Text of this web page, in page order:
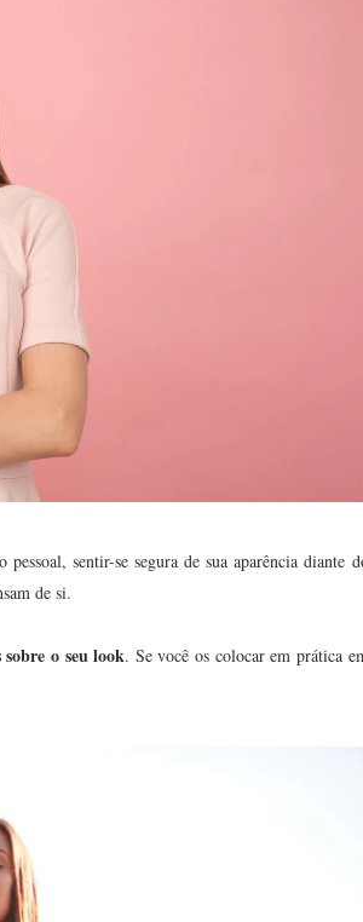
sentir-se segura de sua aparência diante
de si.
o seu look. Se você os colocar em prática